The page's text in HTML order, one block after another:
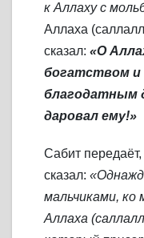
к Аллаху с
Аллаха
сказал: «О
богатством и
благодатным
даровал ему!»
Сабит
сказал:
мальчиками, ко
Аллаха